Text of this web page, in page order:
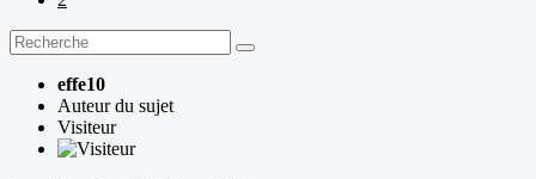
effe10
Auteur du sujet
Visiteur